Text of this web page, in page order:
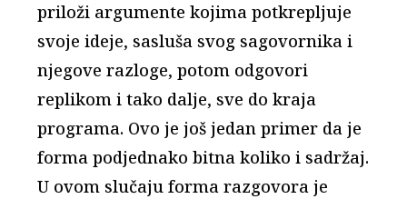
priloži argumente kojima potkrepljuje
svoje ideje, sasluša svog sagovornika i
njegove razloge, potom odgovori
replikom i tako dalje, sve do kraja
programa. Ovo je još jedan primer da je
forma podjednako bitna koliko i sadržaj.
U ovom slučaju forma razgovora je